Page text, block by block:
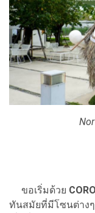
ขอเริ่มด้วย
ทันสมัยที่มีโซนต่างๆ